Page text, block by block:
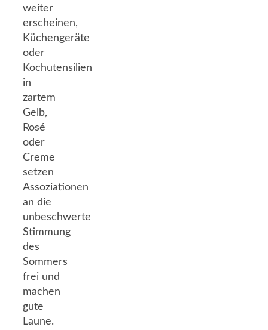
weiter
erscheinen,
Küchengeräte
oder
Kochutensilien
in
zartem
Gelb,
Rosé
oder
Creme
setzen
Assoziationen
an die
unbeschwerte
Stimmung
des
Sommers
frei und
machen
gute
Laune.